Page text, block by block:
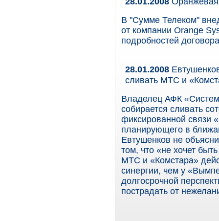
В "Сумме Телеком"
от компании Orange
подробностей
28.01.2008
сливать МТС и
Владелец АФК
собирается сливать
фиксированной связи
планирующего в
Евтушенков не
том, что «не хочет
МТС и «Комстара»
синергии, чем у
долгосрочной
пострадать от